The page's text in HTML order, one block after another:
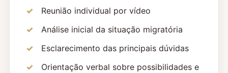
Reunião individual por vídeo
Análise inicial da situação migratória
Esclarecimento das principais dúvidas
Orientação verbal sobre possibilidades e